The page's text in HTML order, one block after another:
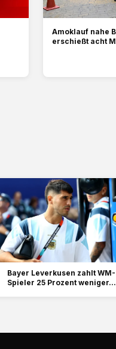
Amoklauf nahe
erschießt acht
Bayer Leverkusen zahlt WM-
Spieler 25 Prozent weniger...